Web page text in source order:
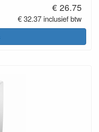
€ 26.75
€ 32.37 inclusief btw